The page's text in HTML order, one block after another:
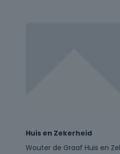
Huis en Zekerheid
Wouter de Graaf Huis en